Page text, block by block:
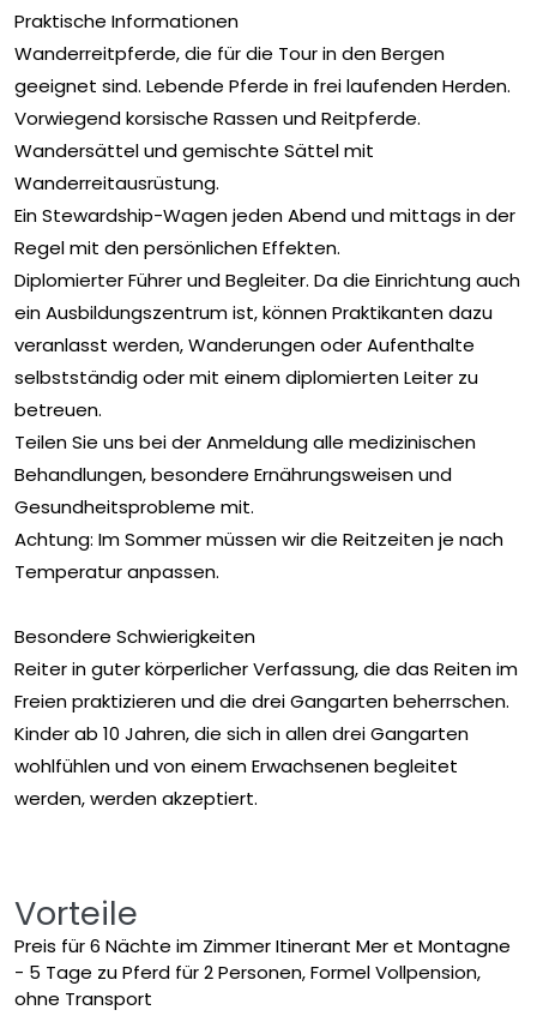
Praktische Informationen
Wanderreitpferde, die für die Tour in den Bergen
geeignet sind. Lebende Pferde in frei laufenden Herden.
Vorwiegend korsische Rassen und Reitpferde.
Wandersättel und gemischte Sättel mit
Wanderreitausrüstung.
Ein Stewardship-Wagen jeden Abend und mittags in der
Regel mit den persönlichen Effekten.
Diplomierter Führer und Begleiter. Da die Einrichtung auch
ein Ausbildungszentrum ist, können Praktikanten dazu
veranlasst werden, Wanderungen oder Aufenthalte
selbstständig oder mit einem diplomierten Leiter zu
betreuen.
Teilen Sie uns bei der Anmeldung alle medizinischen
Behandlungen, besondere Ernährungsweisen und
Gesundheitsprobleme mit.
Achtung: Im Sommer müssen wir die Reitzeiten je nach
Temperatur anpassen.
Besondere Schwierigkeiten
Reiter in guter körperlicher Verfassung, die das Reiten im
Freien praktizieren und die drei Gangarten beherrschen.
Kinder ab 10 Jahren, die sich in allen drei Gangarten
wohlfühlen und von einem Erwachsenen begleitet
werden, werden akzeptiert.
Vorteile
Preis für 6 Nächte im Zimmer Itinerant Mer et Montagne
- 5 Tage zu Pferd für 2 Personen, Formel Vollpension,
ohne Transport